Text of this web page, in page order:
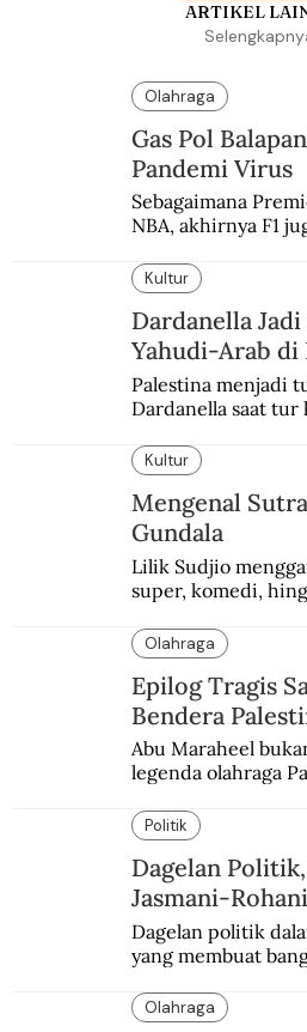
ARTIKEL
Olahraga
Gas Pol
Pandemi Virus
Sebagaimana
NBA, akhirnya F1
enam dekade
Kultur
Dardanella
Yahudi-Arab di
Palestina menjadi
Dardanella saat
ketegangan antara
penduduk Arab.
Kultur
Mengenal
Gundala
Lilik Sudjio
super, komedi,
Olahraga
Epilog Tragis
Bendera
Abu Maraheel
legenda olahraga
memblokade Rafah.
Politik
Dagelan
Jasmani-Rohani
Dagelan politik
yang membuat
Olahraga